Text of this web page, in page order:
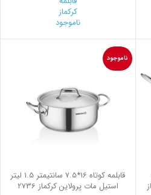
کرکماز
ناموجود
ناموجود
قابلمه کوتاه 16*7.5 سانتیمتر 1.5 لیتر
استیل مات پرولاین کرکماز 2736